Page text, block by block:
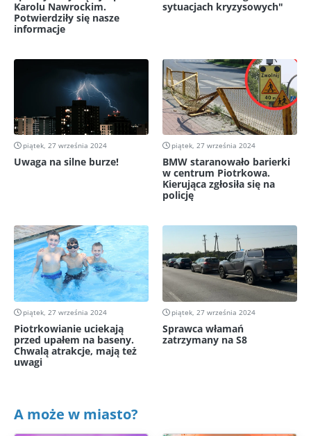
Karolu Nawrockim.
Potwierdziły się nasze
informacje
sytuacjach kryzysowych"
piątek, 27 września 2024
Uwaga na silne burze!
piątek, 27 września 2024
BMW staranowało barierki
w centrum Piotrkowa.
Kierująca zgłosiła się na
policję
piątek, 27 września 2024
Piotrkowianie uciekają
przed upałem na baseny.
Chwalą atrakcje, mają też
uwagi
piątek, 27 września 2024
Sprawca włamań
zatrzymany na S8
A może w miasto?